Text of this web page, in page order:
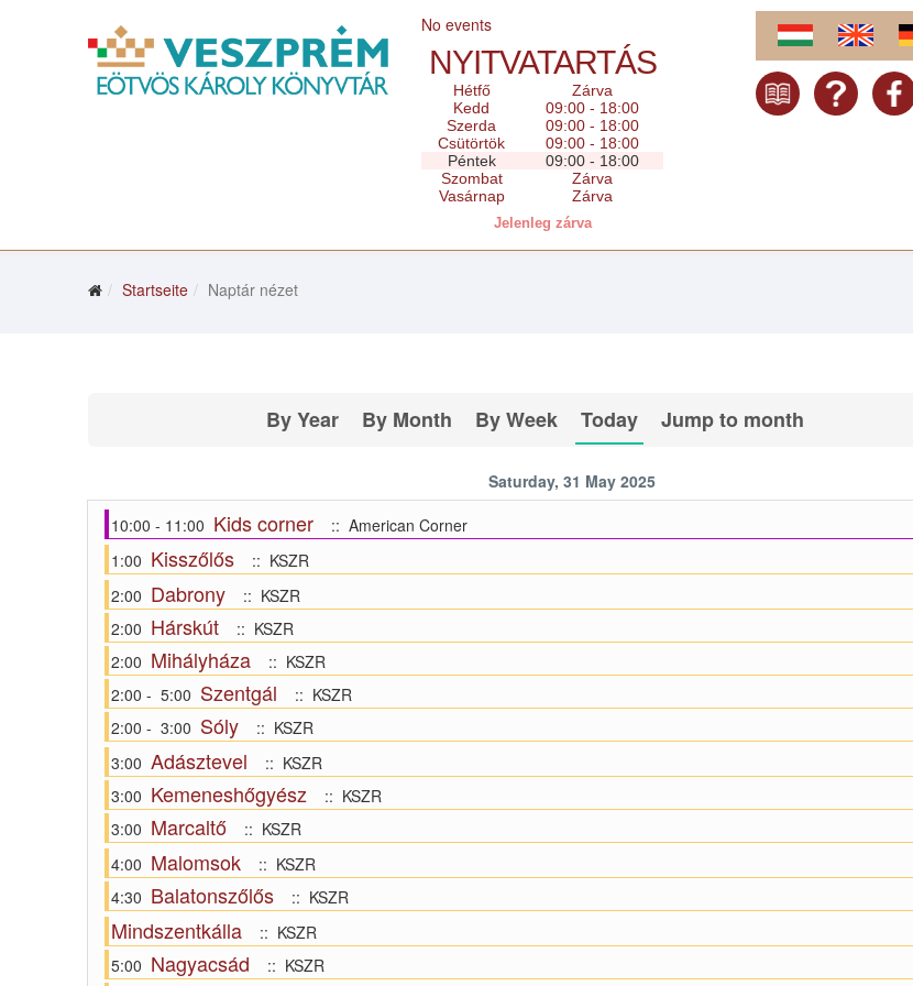
No events
NYITVATARTÁS
Hétfő
Zárva
Kedd
09:00 - 18:00
Szerda
09:00 - 18:00
Csütörtök
09:00 - 18:00
Péntek
09:00 - 18:00
Szombat
Zárva
Vasárnap
Zárva
Jelenleg zárva
Startseite Naptár nézet
By Year By Month By Week Today Jump to month
Saturday, 31 May 2025
10:00 - 11:00 Kids corner
:: American Corner
1:00 Kisszőlős
:: KSZR
2:00 Dabrony
:: KSZR
2:00 Hárskút
:: KSZR
2:00 Mihályháza
:: KSZR
2:00 - 5:00 Szentgál
:: KSZR
2:00 - 3:00 Sóly
:: KSZR
3:00 Adásztevel
:: KSZR
3:00 Kemeneshőgyész
:: KSZR
3:00 Marcaltő
:: KSZR
4:00 Malomsok
:: KSZR
4:30 Balatonszőlős :: KSZR
Mindszentkálla
:: KSZR
5:00 Nagyacsád :: KSZR